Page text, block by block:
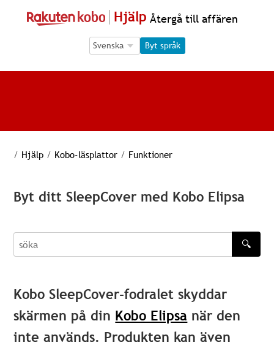
Hjälp Återgå till affären
Language Selection
Language Selection
Byt språk
/ Hjälp / Kobo-läsplattor / Funktioner
Byt ditt SleepCover med Kobo Elipsa
söka
🔍
Kobo SleepCover-fodralet skyddar
skärmen på din Kobo Elipsa när den
inte används. Produkten kan även